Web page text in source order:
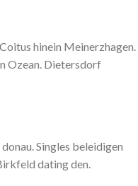
hinein Meinerzhagen.
Ozean. Dietersdorf
Singles beleidigen
dating den.